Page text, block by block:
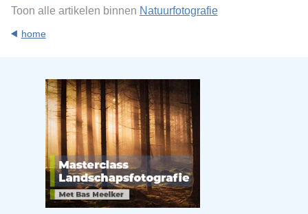
Toon alle artikelen binnen Natuurfotografie
home